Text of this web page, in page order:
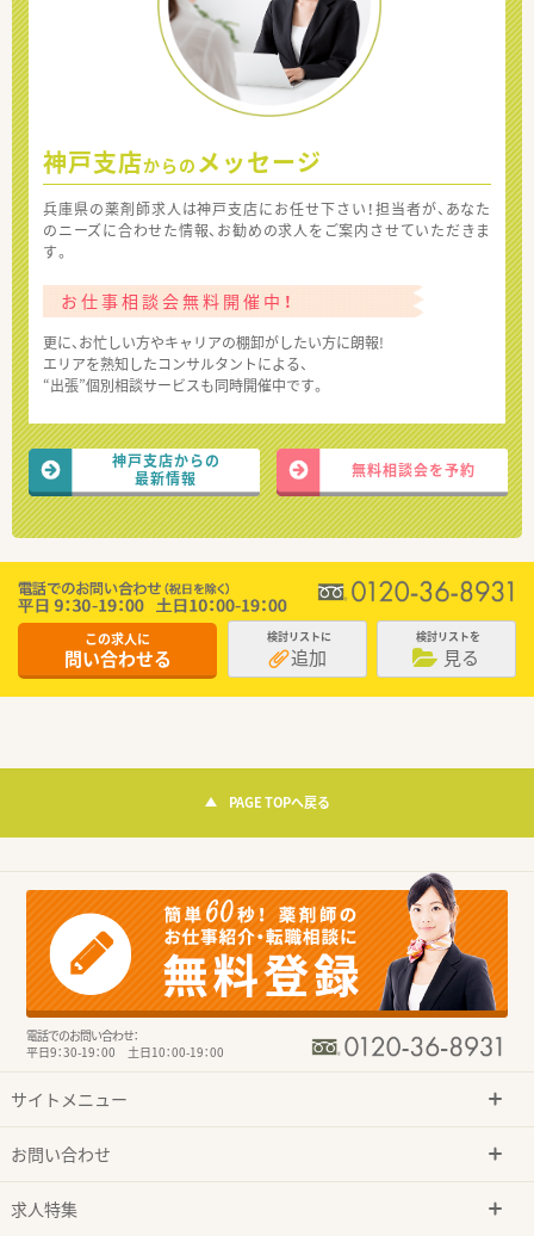
神戸支店からの メッセージ
兵庫県の薬剤師求人は神戸支店にお任せ下さい！担当者が、あなた
のニーズに合わせた情報、お勧めの求人をご案内させていただきま
す。
お仕事相談会無料開催中！
更に、お忙しい方やキャリアの棚卸がしたい方に朗報!
エリアを熟知したコンサルタントによる、
“出張”個別相談サービスも同時開催中です。
神戸支店からの
最新情報
無料相談会を予約
この求人に
問い合わせる
検討リストに
追加
検討リストを
見る
PAGE TOPへ戻る
電話でのお問い合わせ：
平日9：30-19：00 土日10：00-19：00
サイトメニュー
お問い合わせ
求人特集